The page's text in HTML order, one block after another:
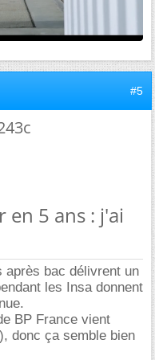
#5
en 5 ans : j'ai
après bac délivrent un
les Insa donnent
BP France vient
donc ça semble bien